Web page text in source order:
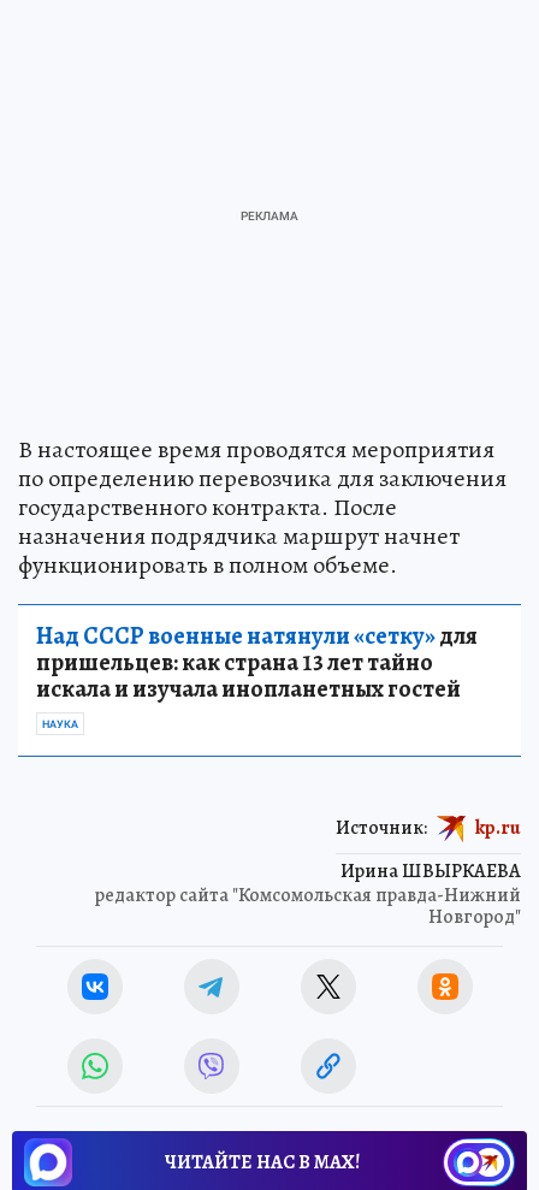
В настоящее время проводятся мероприятия
по определению перевозчика для заключения
государственного контракта. После
назначения подрядчика маршрут начнет
функционировать в полном объеме.
Над СССР военные натянули «сетку»для
пришельцев: как страна 13 лет тайно
искала и изучала инопланетных гостей
НАУКА
Ирина ШВЫРКАЕВА
редактор сайта "Комсомольская правда-Нижний
Новгород"
Источник: kp.ru
ЧИТАЙТЕ НАС В МАХ!